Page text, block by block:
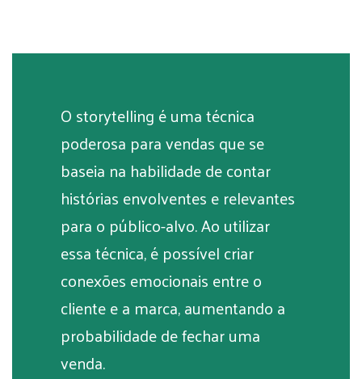
O storytelling é uma técnica
poderosa para vendas que se
baseia na habilidade de contar
histórias envolventes e relevantes
para o público-alvo. Ao utilizar
essa técnica, é possível criar
conexões emocionais entre o
cliente e a marca, aumentando a
probabilidade de fechar uma
venda.